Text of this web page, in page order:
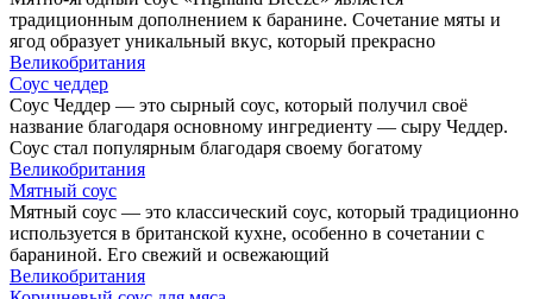
традиционным дополнением к баранине. Сочетание мяты и
ягод образует уникальный вкус, который прекрасно
Великобритания
Соус чеддер
Соус Чеддер — это сырный соус, который получил своё
название благодаря основному ингредиенту — сыру Чеддер.
Соус стал популярным благодаря своему богатому
Великобритания
Мятный соус
Мятный соус — это классический соус, который традиционно
используется в британской кухне, особенно в сочетании с
бараниной. Его свежий и освежающий
Великобритания